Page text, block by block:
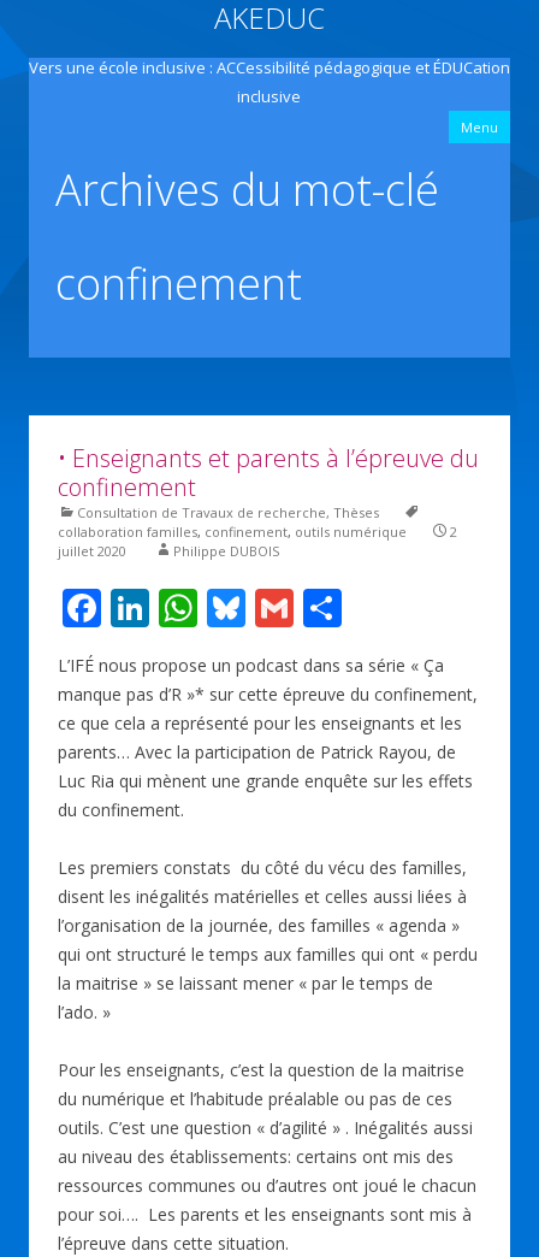
AKEDUC
Vers une école inclusive : ACCessibilité pédagogique et ÉDUCation
inclusive
Menu
Archives du mot-clé
confinement
• Enseignants et parents à l’épreuve du
confinement
Consultation de Travaux de recherche, Thèses
collaboration familles, confinement, outils numérique
2
juillet 2020
Philippe DUBOIS
F
e
b
o
o
Li
k
e
dI
n
W
at
s
A
p
Bl
u
e
sk
y
G
m
ai
l
ta
g
er
L’IFÉ nous propose un podcast dans sa série « Ça
manque pas d’R »* sur cette épreuve du confinement,
ce que cela a représenté pour les enseignants et les
parents… Avec la participation de Patrick Rayou, de
Luc Ria qui mènent une grande enquête sur les effets
du confinement.
Les premiers constats du côté du vécu des familles,
disent les inégalités matérielles et celles aussi liées à
l’organisation de la journée, des familles « agenda »
qui ont structuré le temps aux familles qui ont « perdu
la maitrise » se laissant mener « par le temps de
l’ado. »
Pour les enseignants, c’est la question de la maitrise
du numérique et l’habitude préalable ou pas de ces
outils. C’est une question « d’agilité » . Inégalités aussi
au niveau des établissements: certains ont mis des
ressources communes ou d’autres ont joué le chacun
pour soi…. Les parents et les enseignants sont mis à
l’épreuve dans cette situation.